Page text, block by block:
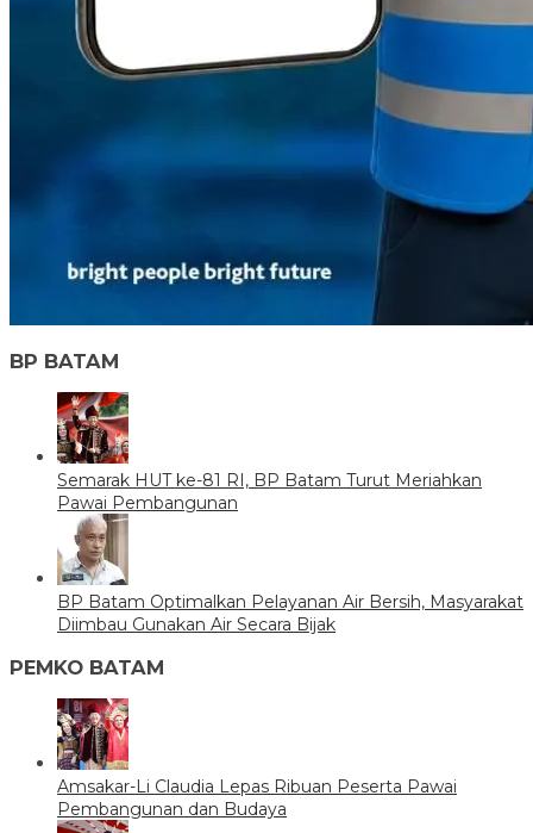
BP BATAM
Semarak HUT ke-81 RI, BP Batam Turut Meriahkan
Pawai Pembangunan
BP Batam Optimalkan Pelayanan Air Bersih, Masyarakat
Diimbau Gunakan Air Secara Bijak
PEMKO BATAM
Amsakar-Li Claudia Lepas Ribuan Peserta Pawai
Pembangunan dan Budaya